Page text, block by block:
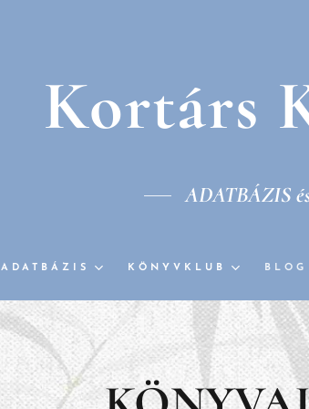
Kortárs
ADATBÁZIS
ADATBÁZIS KÖNYVKLUB BLOG